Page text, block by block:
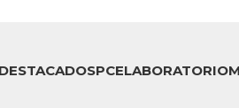
PCELABORATORIO